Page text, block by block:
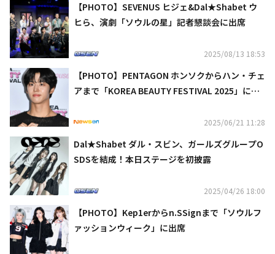
【PHOTO】SEVENUS ヒジェ&Dal★Shabet ウ
ヒら、演劇「ソウルの星」記者懇談会に出席
2025/08/13 18:53
【PHOTO】PENTAGON ホンソクからハン・チェ
アまで「KOREA BEAUTY FESTIVAL 2025」に出
2025/06/21 11:28
Dal★Shabet ダル・スビン、ガールズグループO
SDSを結成！本日ステージを初披露
2025/04/26 18:00
【PHOTO】Kep1erからn.SSignまで「ソウルフ
ァッションウィーク」に出席